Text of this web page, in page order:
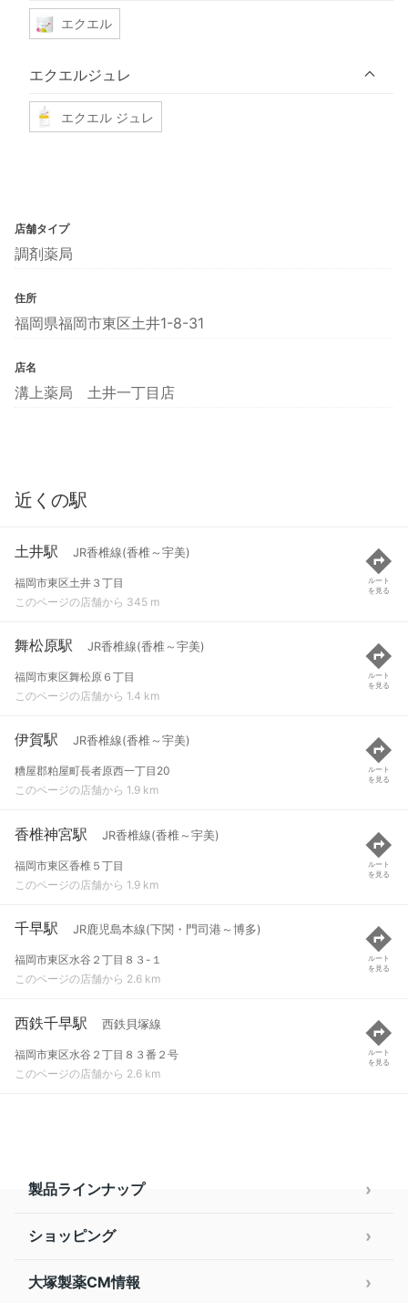
エクエル
エクエルジュレ
エクエル ジュレ
店舗タイプ
調剤薬局
住所
福岡県福岡市東区土井1-8-31
店名
溝上薬局 土井一丁目店
近くの駅
土井駅 JR香椎線(香椎～宇美)
福岡市東区土井３丁目
このページの店舗から 345 m
ルート
を見る
舞松原駅 JR香椎線(香椎～宇美)
福岡市東区舞松原６丁目
このページの店舗から 1.4 km
ルート
を見る
伊賀駅 JR香椎線(香椎～宇美)
糟屋郡粕屋町長者原西一丁目20
このページの店舗から 1.9 km
ルート
を見る
香椎神宮駅 JR香椎線(香椎～宇美)
福岡市東区香椎５丁目
このページの店舗から 1.9 km
ルート
を見る
千早駅 JR鹿児島本線(下関・門司港～博多)
福岡市東区水谷２丁目８３-１
このページの店舗から 2.6 km
ルート
を見る
西鉄千早駅 西鉄貝塚線
福岡市東区水谷２丁目８３番２号
このページの店舗から 2.6 km
ルート
を見る
製品ラインナップ
ショッピング
大塚製薬CM情報